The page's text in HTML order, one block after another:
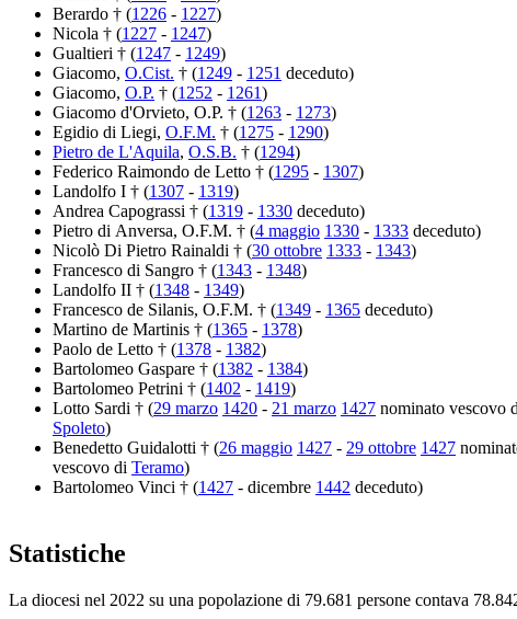
Berardo † (1226 - 1227)
Nicola † (1227 - 1247)
Gualtieri † (1247 - 1249)
Giacomo, O.Cist. † (1249 - 1251 deceduto)
Giacomo, O.P. † (1252 - 1261)
Giacomo d'Orvieto, O.P. † (1263 - 1273)
Egidio di Liegi, O.F.M. † (1275 - 1290)
Pietro de L'Aquila, O.S.B. † (1294)
Federico Raimondo de Letto † (1295 - 1307)
Landolfo I † (1307 - 1319)
Andrea Capograssi † (1319 - 1330 deceduto)
Pietro di Anversa, O.F.M. † (4 maggio 1330 - 1333 deceduto)
Nicolò Di Pietro Rainaldi † (30 ottobre 1333 - 1343)
Francesco di Sangro † (1343 - 1348)
Landolfo II † (1348 - 1349)
Francesco de Silanis, O.F.M. † (1349 - 1365 deceduto)
Martino de Martinis † (1365 - 1378)
Paolo de Letto † (1378 - 1382)
Bartolomeo Gaspare † (1382 - 1384)
Bartolomeo Petrini † (1402 - 1419)
Lotto Sardi † (29 marzo 1420 - 21 marzo 1427 nominato vescovo
Spoleto)
Benedetto Guidalotti † (26 maggio 1427 - 29 ottobre 1427
vescovo di Teramo)
Bartolomeo Vinci † (1427 - dicembre 1442 deceduto)
Statistiche
La diocesi nel 2022 su una popolazione di 79.681 persone contava